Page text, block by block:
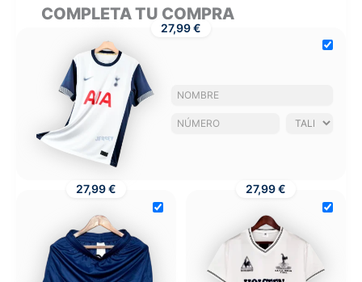
COMPLETA TU COMPRA
27,99 €
27,99 € 27,99 €